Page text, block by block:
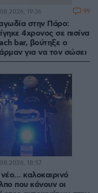
στην Πάρο:
4χρονος σε πισίνα
bar, βούτηξε ο
για να τον σώσει
19:36 99
καλοκαιρινό
που κάνουν οι
18:57